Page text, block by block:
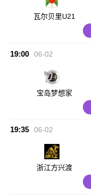
瓦尔贝里U21
19:00 06-02
宝岛梦想家
19:35 06-02
浙江方兴渡